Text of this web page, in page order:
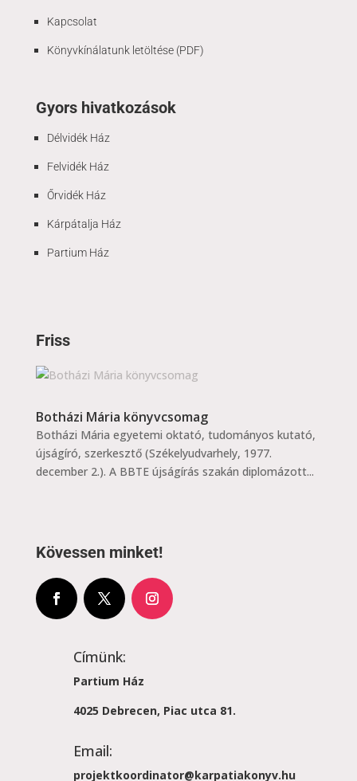
Kapcsolat
Könyvkínálatunk letöltése (PDF)
Gyors hivatkozások
Délvidék Ház
Felvidék Ház
Őrvidék Ház
Kárpátalja Ház
Partium Ház
Friss
Botházi Mária könyvcsomag
Botházi Mária egyetemi oktató, tudományos kutató,
újságíró, szerkesztő (Székelyudvarhely, 1977.
december 2.). A BBTE újságírás szakán diplomázott...
Kövessen minket!
Címünk:
Partium Ház
4025 Debrecen, Piac utca 81.
Email:
projektkoordinator@karpatiakonyv.hu